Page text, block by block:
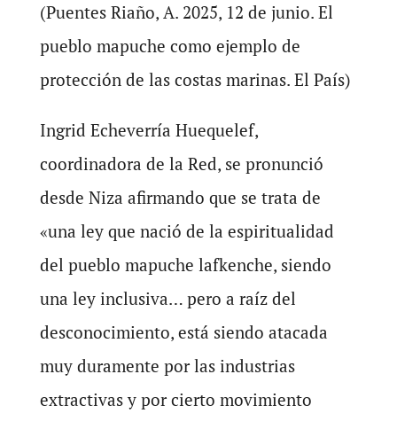
(Puentes Riaño, A. 2025, 12 de junio. El
pueblo mapuche como ejemplo de
protección de las costas marinas. El País)
Ingrid Echeverría Huequelef,
coordinadora de la Red, se pronunció
desde Niza afirmando que se trata de
«una ley que nació de la espiritualidad
del pueblo mapuche lafkenche, siendo
una ley inclusiva… pero a raíz del
desconocimiento, está siendo atacada
muy duramente por las industrias
extractivas y por cierto movimiento